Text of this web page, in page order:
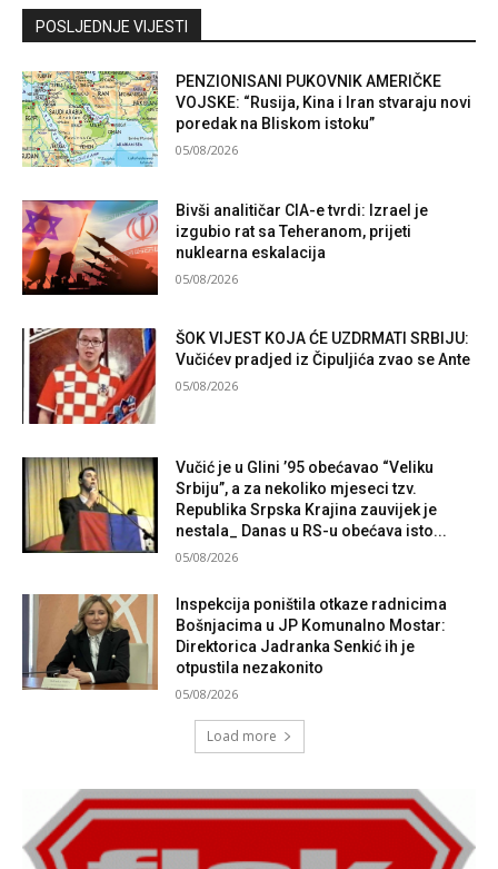
Kontaktirajte nas
POSLJEDNJE VIJESTI
PENZIONISANI PUKOVNIK AMERIČKE
VOJSKE: “Rusija, Kina i Iran stvaraju novi
poredak na Bliskom istoku”
05/08/2026
Bivši analitičar CIA-e tvrdi: Izrael je
izgubio rat sa Teheranom, prijeti
nuklearna eskalacija
05/08/2026
ŠOK VIJEST KOJA ĆE UZDRMATI SRBIJU:
Vučićev pradjed iz Čipuljića zvao se Ante
05/08/2026
Vučić je u Glini ’95 obećavao “Veliku
Srbiju”, a za nekoliko mjeseci tzv.
Republika Srpska Krajina zauvijek je
nestala_ Danas u RS-u obećava isto...
05/08/2026
Inspekcija poništila otkaze radnicima
Bošnjacima u JP Komunalno Mostar:
Direktorica Jadranka Senkić ih je
otpustila nezakonito
05/08/2026
Load more